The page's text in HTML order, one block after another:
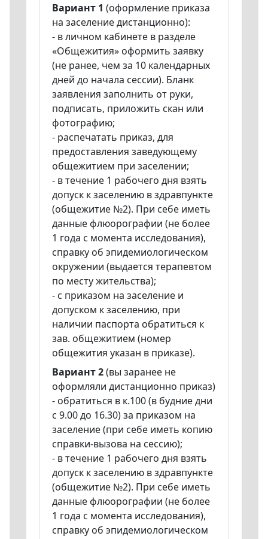
Вариант 1 (оформление приказа
на заселение дистанционно):
- в личном кабинете в разделе
«Общежития» оформить заявку
(не ранее, чем за 10 календарных
дней до начала сессии). Бланк
заявления заполнить от руки,
подписать, приложить скан или
фотографию;
- распечатать приказ, для
предоставления заведующему
общежитием при заселении;
- в течение 1 рабочего дня взять
допуск к заселению в здравпункте
(общежитие №2). При себе иметь
данные флюорографии (не более
1 года с момента исследования),
справку об эпидемиологическом
окружении (выдается терапевтом
по месту жительства);
- с приказом на заселение и
допуском к заселению, при
наличии паспорта обратиться к
зав. общежитием (номер
общежития указан в приказе).
Вариант 2(вы заранее не
оформляли дистанционно приказ)
- обратиться в к.100 (в будние дни
с 9.00 до 16.30) за приказом на
заселение (при себе иметь копию
справки-вызова на сессию);
- в течение 1 рабочего дня взять
допуск к заселению в здравпункте
(общежитие №2). При себе иметь
данные флюорографии (не более
1 года с момента исследования),
справку об эпидемиологическом